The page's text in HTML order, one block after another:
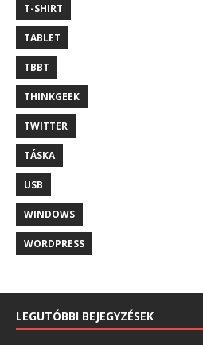
T-SHIRT
TABLET
TBBT
THINKGEEK
TWITTER
TÁSKA
USB
WINDOWS
WORDPRESS
LEGUTÓBBI BEJEGYZÉSEK